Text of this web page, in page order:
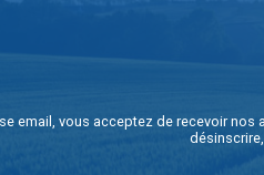
email, vous acceptez de recevoir